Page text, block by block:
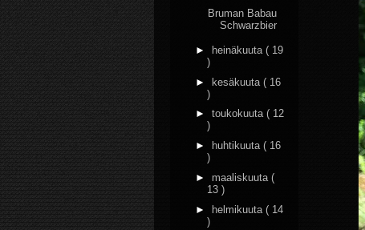
Bruman Babau
Schwarzbier
► heinäkuuta ( 19
)
► kesäkuuta ( 16
)
► toukokuuta ( 12
)
►
huhtikuuta ( 16
)
► maaliskuuta (
13 )
► helmikuuta ( 14
)